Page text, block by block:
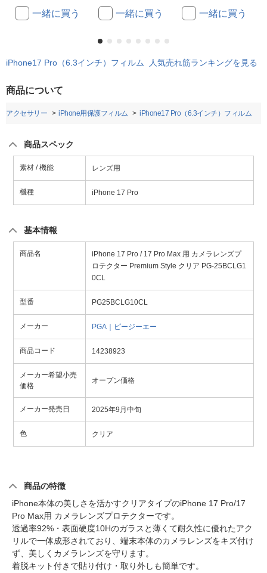
一緒に買う 一緒に買う 一緒に買う
iPhone17 Pro（6.3インチ）フィルム 人気売れ筋ランキングを見る
商品について
アクセサリー iPhone用保護フィルム iPhone17 Pro（6.3インチ）フィルム
商品スペック
素材 / 機能 レンズ用
機種 iPhone 17 Pro
基本情報
商品名
iPhone 17 Pro / 17 Pro Max 用 カメラレンズプ
ロテクター Premium Style クリア PG-25BCLG1
0CL
型番 PG25BCLG10CL
メーカー PGA｜ピージーエー
商品コード 14238923
メーカー希望小売
価格
オープン価格
メーカー発売日 2025年9月中旬
色 クリア
商品の特徴
iPhone本体の美しさを活かすクリアタイプのiPhone 17 Pro/17
Pro Max用 カメラレンズプロテクターです。
透過率92%・表面硬度10Hのガラスと薄くて耐久性に優れたアク
リルで一体成形されており、端末本体のカメラレンズをキズ付け
ず、美しくカメラレンズを守ります。
着脱キット付きで貼り付け・取り外しも簡単です。